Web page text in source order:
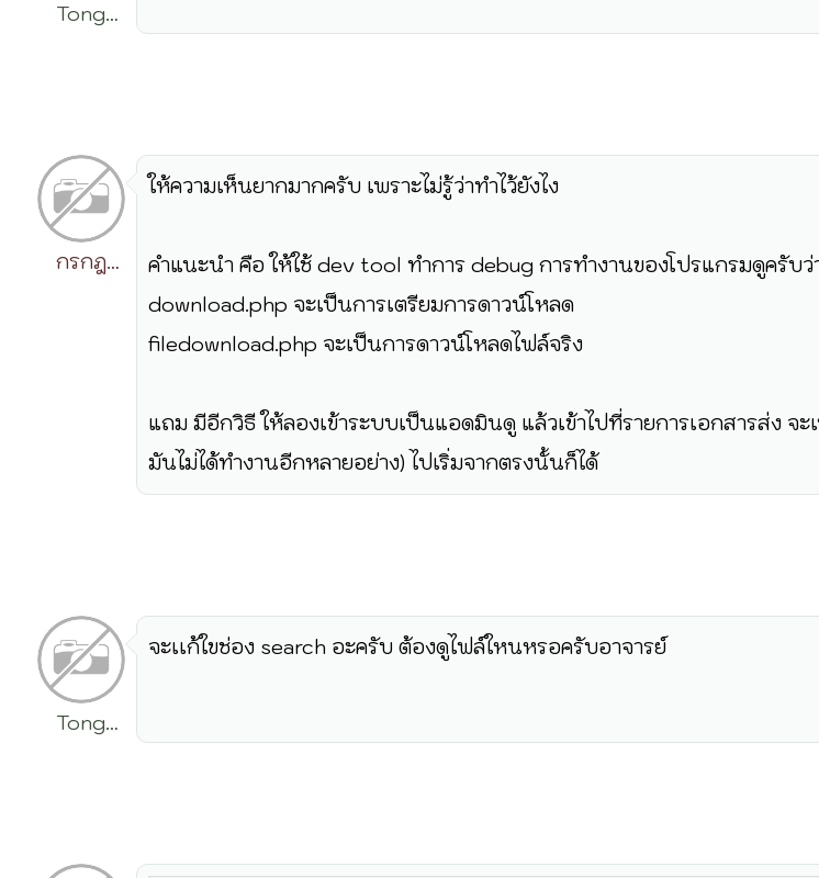
Tong
กรกฎ
ให้ความเห็นยากมากครับ เพราะไม่รู้ว่าทำไว้ยังไง
คำแนะนำ คือ ให้ใช้ dev tool ทำการ debug การทำงานของโปรแกรมดูครับ
download.php จะเป็นการเตรียมการดาวน์โหลด
filedownload.php จะเป็นการดาวน์โหลดไฟล์จริง
แถม มีอีกวิธี ให้ลองเข้าระบบเป็นแอดมินดู แล้วเข้าไปที่รายการเอกสารส่ง
มันไม่ได้ทำงานอีกหลายอย่าง) ไปเริ่มจากตรงนั้นก็ได้
Tong
จะเเก้ใขช่อง search อะครับ ต้องดูไฟล์ใหนหรอครับอาจารย์